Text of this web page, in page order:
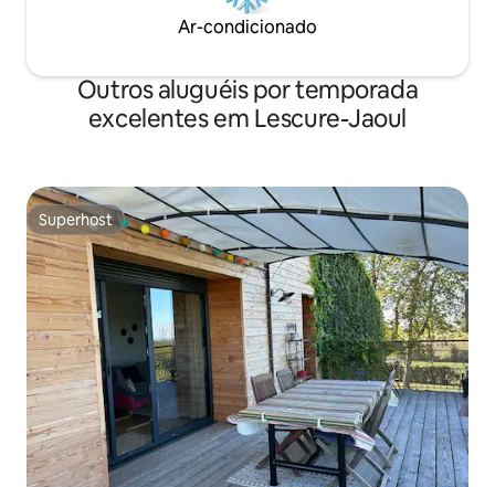
Ar-condicionado
Outros aluguéis por temporada
excelentes em Lescure-Jaoul
Superhost
Superhost